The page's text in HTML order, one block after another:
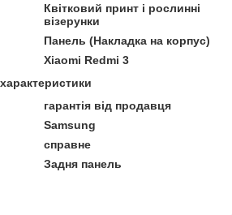
Квітковий принт і рослинні
візерунки
Панель (Накладка на корпус)
Xiaomi Redmi 3
гарантія від продавця
Samsung
справне
Задня панель